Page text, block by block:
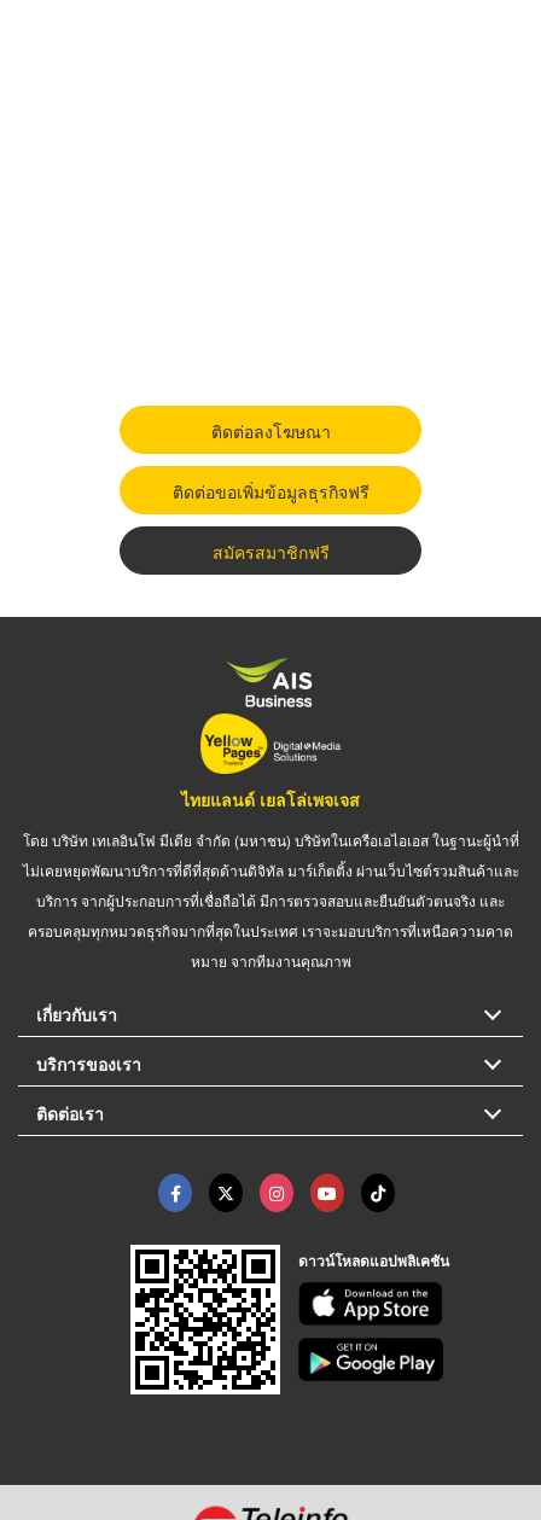
ติดต่อลงโฆษณา
ติดต่อขอเพิ่มข้อมูลธุรกิจฟรี
สมัครสมาชิกฟรี
ไทยแลนด์ เยลโล่เพจเจส
โดย บริษัท เทเลอินโฟ มีเดีย จำกัด (มหาชน) บริษัทในเครือเอไอเอส ในฐานะผู้นำที่
ไม่เคยหยุดพัฒนาบริการที่ดีที่สุดด้านดิจิทัล มาร์เก็ตติ้ง ผ่านเว็บไซต์รวมสินค้าและ
บริการ จากผู้ประกอบการที่เชื่อถือได้ มีการตรวจสอบและยืนยันตัวตนจริง และ
ครอบคลุมทุกหมวดธุรกิจมากที่สุดในประเทศ เราจะมอบบริการที่เหนือความคาด
หมาย จากทีมงานคุณภาพ
เกี่ยวกับเรา
บริการของเรา
ติดต่อเรา
ดาวน์โหลดแอปพลิเคชัน